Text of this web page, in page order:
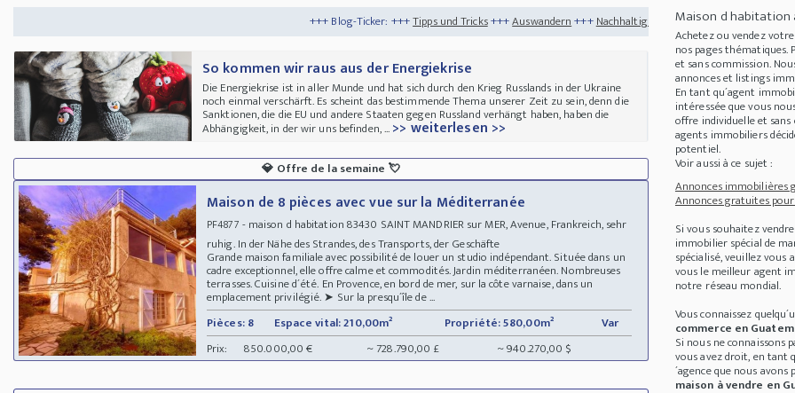
+++ Blog-Ticker: +++Tipps und Tricks+++Auswandern+++Nachhaltigkeit+++Nachhaltigkeit durch Recycling+++6
So kommen wir raus aus der Energiekrise
Die Energiekrise ist in aller Munde und hat sich durch den Krieg Russlands in der Ukraine
noch einmal verschärft. Es scheint das bestimmende Thema unserer Zeit zu sein, denn die
Sanktionen, die die EU und andere Staaten gegen Russland verhängt haben, haben die
Abhängigkeit, in der wir uns befinden, ...>> weiterlesen >>
💎 Offre de la semaine 💘
Maison de 8 pièces avec vue sur la Méditerranée
PF4877 - maison d habitation 83430 SAINT MANDRIER sur MER, Avenue, Frankreich, sehr
ruhig. In der Nähe des Strandes, des Transports, der Geschäfte
Grande maison familiale avec possibilité de louer un studio indépendant. Située dans un
cadre exceptionnel, elle offre calme et commodités. Jardin méditerranéen. Nombreuses
terrasses. Cuisine d´été. En Provence, en bord de mer, sur la côte varnaise, dans un
emplacement privilégié. ➤ Sur la presqu´île de ...
Pièces: 8
Espace vital: 210,00m² Propriété: 580,00m²
Var
Prix:
850.000,00 € ~ 728.790,00 £ ~ 940.270,00 $
Maison d habitation
Achetez ou vendez
nos pages thématiques.
et sans commission.
annonces et listings
En tant qu´agent
intéressée que vous
offre individuelle et sans
agents immobiliers
potentiel.
Voir aussi à ce sujet :
Annonces
Annonces gratuites
Si vous souhaitez
immobilier spécial de
spécialisé, veuillez vous
vous le meilleur agent
notre réseau mondial.
Vous connaissez
commerce en
Si nous ne connaissons
vous avez droit, en tant
´agence que nous avons
maison à vendre en